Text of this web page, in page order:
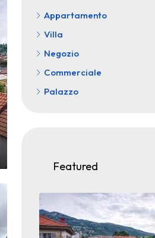
Appartamento
Villa
Negozio
Commerciale
Palazzo
Featured